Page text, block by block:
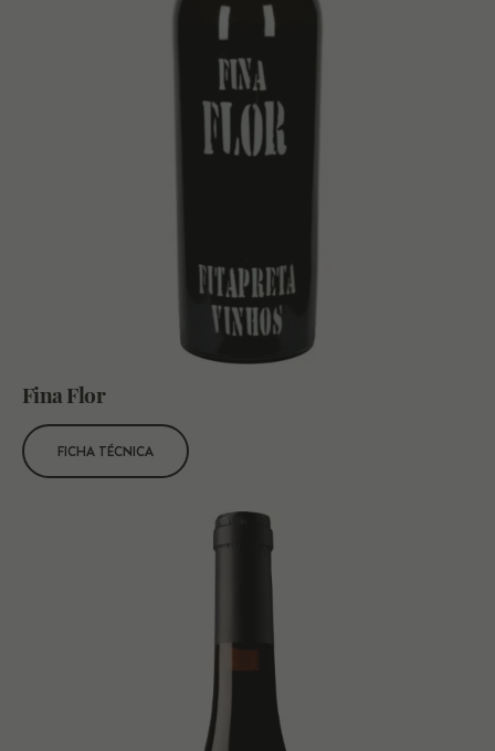
Fina Flor
FICHA TÉCNICA